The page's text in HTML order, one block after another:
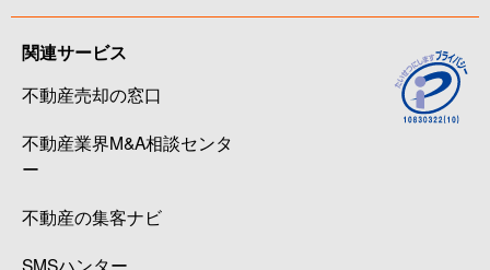
関連サービス
不動産売却の窓口
不動産業界M&A相談センタ
ー
不動産の集客ナビ
SMSハンター